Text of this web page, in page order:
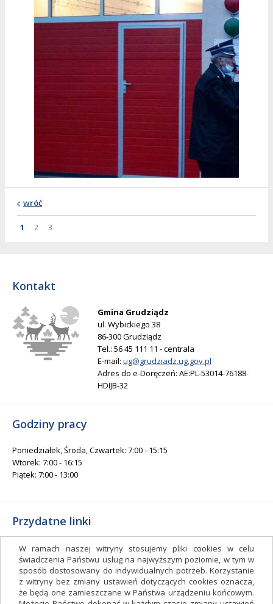
W ramach naszej witryny stosujemy pliki cookies w celu
świadczenia Państwu usług na najwyższym poziomie, w tym w
sposób dostosowany do indywidualnych potrzeb. Korzystanie
z witryny bez zmiany ustawień dotyczących cookies oznacza,
że będą one zamieszczane w Państwa urządzeniu końcowym.
wróć
Strona
Strona
1 Strona
2 Strona
3
Kontakt
Gmina Grudziądz
ul. Wybickiego 38
86-300 Grudziądz
Tel.: 56 45 111 11 - centrala
E-mail: ug@grudziadz.ug.gov.pl
Adres do e-Doręczeń: AE:PL-53014-76188-
HDIJB-32
Godziny pracy
Poniedziałek, Środa, Czwartek: 7:00 - 15:15
Wtorek: 7:00 - 16:15
Piątek: 7:00 - 13:00
Przydatne linki
Gminny Ośrodek Kultury i Sportu
Gminna Biblioteka Publiczna
facebook.com/gminagrudziadz
Deklaracja dostępności